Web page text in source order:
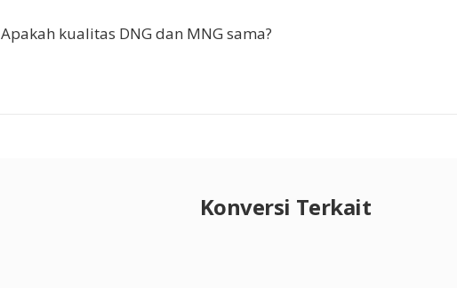
Apakah kualitas DNG dan MNG sama?
Konversi Terkait